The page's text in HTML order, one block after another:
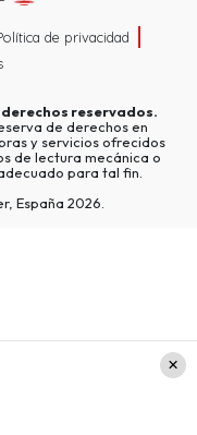
de privacidad
reservados.
de derechos en
y servicios ofrecidos
de lectura mecánica o
para tal fin.
España 2026.